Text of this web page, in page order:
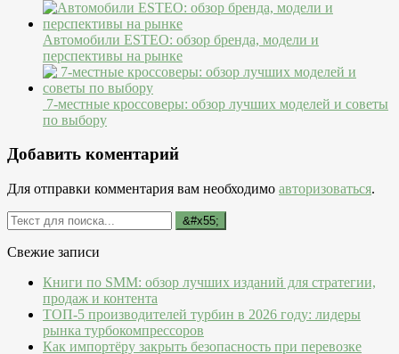
Автомобили ESTEO: обзор бренда, модели и
перспективы на рынке
7-местные кроссоверы: обзор лучших моделей и советы
по выбору
Добавить коментарий
Для отправки комментария вам необходимо авторизоваться.
Свежие записи
Книги по SMM: обзор лучших изданий для стратегии,
продаж и контента
ТОП-5 производителей турбин в 2026 году: лидеры
рынка турбокомпрессоров
Как импортёру закрыть безопасность при перевозке